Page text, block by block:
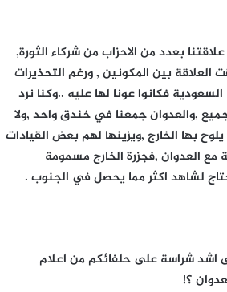
بعدد من الاحزاب من شركاء الثورة,
بين المكونين , ورغم التحذيرات
فكانوا عونا لها عليه ..وكنا نرد
كانت دروسا مفيدة للجميع ,والعدوان جمعنا في خندق واحد ,ولا
بها الخارج ,ويزينها لهم بعض القيادات
مع العدوان ,فجزرة الخارج مسمومة
لشاهد اكثر مما يحصل في الجنوب .
اشد شراسة على حلفائكم من اعلام
؟!